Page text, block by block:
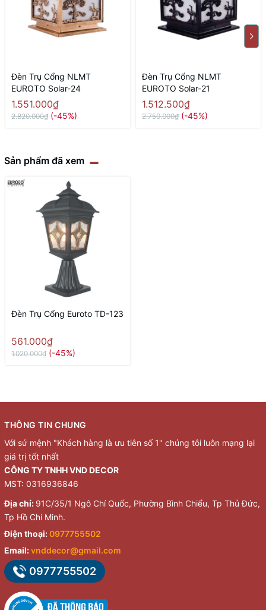
Đèn Trụ Cổng NLMT
EUROTO Solar-24
1.551.000₫
2.820.000₫ (-45%)
Đèn Trụ Cổng NLMT
EUROTO Solar-21
1.512.500₫
2.750.000₫ (-45%)
Sản phẩm đã xem
Đèn Trụ Cổng Euroto TD-123
561.000₫
1.020.000₫ (-45%)
THÔNG TIN CHUNG
Với sứ mệnh "Khách hàng là ưu tiên số 1" chúng tôi luôn mạng lại
giá trị tốt nhất
CÔNG TY TNHH VND DECOR
MST: 0316936846
Địa chỉ: 91C/35/1 Ngô Chí Quốc, Phường Bình Chiểu, Tp Thủ Đức,
Tp Hồ Chí Minh.
Điện thoại: 0977755502
Email:vnddecor@gmail.com
0977755502